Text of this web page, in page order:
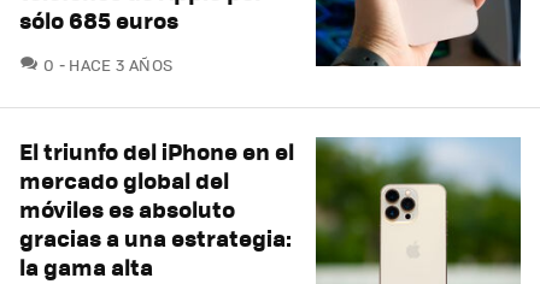
sólo 685 euros
0 COMENTARIOS
HACE 3 AÑOS
El triunfo del iPhone en el
mercado global del
móviles es absoluto
gracias a una estrategia:
la gama alta